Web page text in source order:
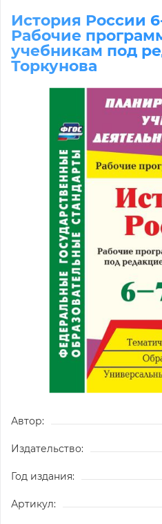
История России
Рабочие
учебникам под
Торкунова
Автор:
Издательство:
Год издания:
Артикул: